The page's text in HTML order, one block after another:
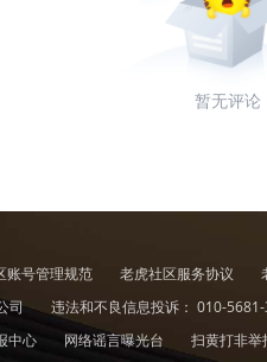
暂无评论
账号管理规范 老虎社区服务协议
司
违法和不良信息投诉： 010-
中心 网络谣言曝光台
扫黄打非